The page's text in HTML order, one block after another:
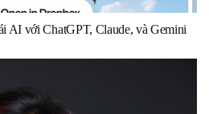
AI với ChatGPT, Claude, và Gemini